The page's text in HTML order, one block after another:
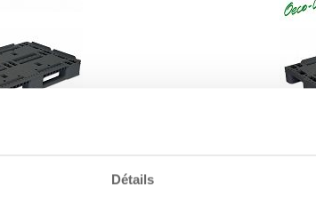
Détails